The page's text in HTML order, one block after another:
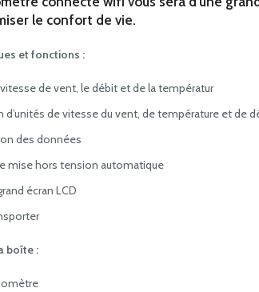
le confort de vie.
et fonctions :
vitesse de vent, le débit et de la températur
d’unités de vitesse du vent, de température et de
des données
mise hors tension automatique
écran LCD
boîte :